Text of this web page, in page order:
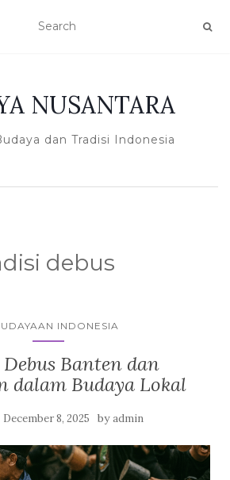
NUSANTARA
dan Tradisi Indonesia
debus
INDONESIA
Banten dan
dalam Budaya Lokal
December 8, 2025 byadmin